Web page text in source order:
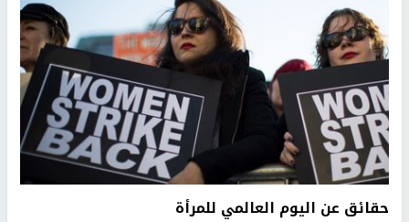
حقائق عن اليوم العالمي للمرأة